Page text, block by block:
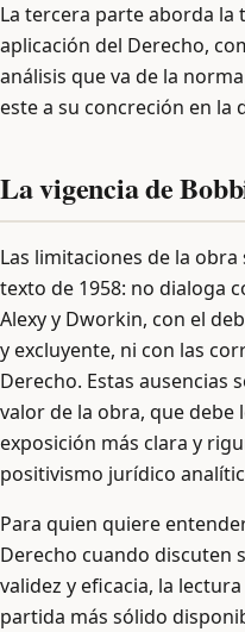
La tercera parte aborda
aplicación del Derecho,
análisis que va de la
este a su concreción en la
La vigencia de
Las limitaciones de la
texto de 1958: no dialoga
Alexy y Dworkin, con el
y excluyente, ni con las
Derecho. Estas ausencias
valor de la obra, que debe
exposición más clara y
positivismo jurídico
Para quien quiere
Derecho cuando discuten
validez y eficacia, la
partida más sólido